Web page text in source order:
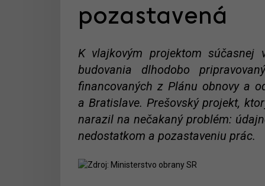
pozastavená
K vlajkovým projektom súčasnej
budovania dlhodobo
financovaných z Plánu obnovy a
a Bratislave. Prešovský projekt,
narazil na nečakaný problém:
nedostatkom a pozastaveniu prác.